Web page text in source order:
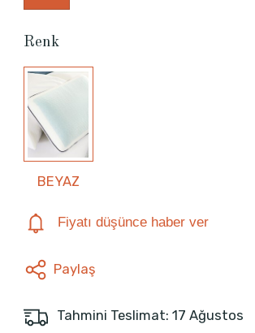
Renk
BEYAZ
Fiyatı düşünce haber ver
Paylaş
Tahmini Teslimat: 17 Ağustos